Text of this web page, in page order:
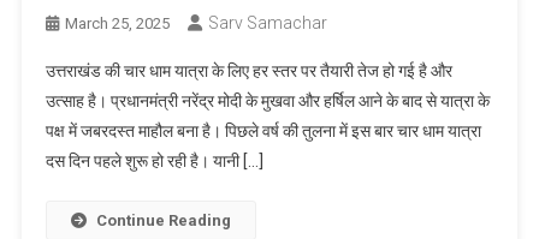
March 25, 2025 Sarv Samachar
उत्तराखंड की चार धाम यात्रा के लिए हर स्तर पर तैयारी तेज हो गई है और
उत्साह है। प्रधानमंत्री नरेंद्र मोदी के मुखवा और हर्षिल आने के बाद से यात्रा के
पक्ष में जबरदस्त माहौल बना है। पिछले वर्ष की तुलना में इस बार चार धाम यात्रा
दस दिन पहले शुरू हो रही है। यानी […]
Continue Reading